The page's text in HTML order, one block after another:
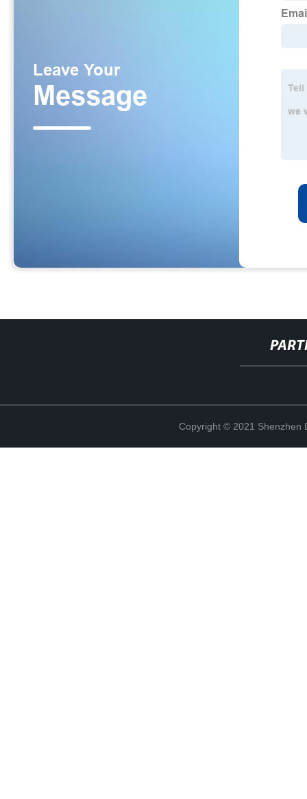
Copyright © 2021 Shenzhen